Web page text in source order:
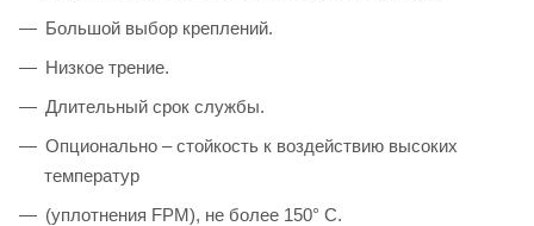
Большой выбор креплений.
Низкое трение.
Длительный срок службы.
Опционально – стойкость к воздействию высоких
температур
(уплотнения FPM), не более 150° C.